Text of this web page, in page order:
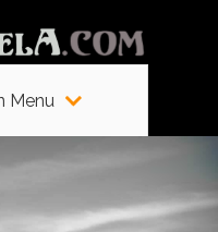
Menu